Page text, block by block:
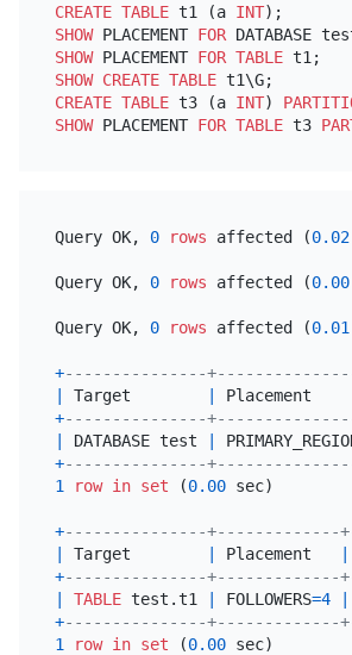
CREATE TABLE t1 (a INT
SHOW PLACEMENT FOR
SHOW PLACEMENT FOR TABLE
SHOW CREATE TABLE
CREATE TABLE t3 (a INT)
SHOW PLACEMENT FOR TABLE t3
Query OK, 0 rows affected (0.02
Query OK, 0 rows affected (0.00
Query OK, 0 rows affected (0.01
+---------------
Target
+---------------
DATABASE test
+---------------
1
row in set (0.00 sec)
+---------------+-------------
Target Placement
+---------------+-------------
TABLE test.t1 FOLLOWERS=4
+---------------+-------------
1
row in set (0.00 sec)